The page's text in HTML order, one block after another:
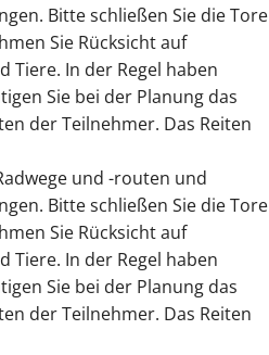
Bitte schließen Sie die Tore
Sie Rücksicht auf
Tiere. In der Regel haben
Sie bei der Planung das
der Teilnehmer. Das Reiten
und -routen und
Bitte schließen Sie die Tore
Sie Rücksicht auf
Tiere. In der Regel haben
Sie bei der Planung das
der Teilnehmer. Das Reiten